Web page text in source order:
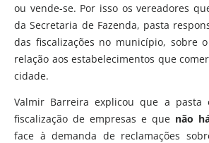
ou vende-se. Por isso os vereadores
da Secretaria de Fazenda, pasta
das fiscalizações no município, sobre
relação aos estabelecimentos que
cidade.
Valmir Barreira explicou que a pasta
fiscalização de empresas e que não
face à demanda de reclamações